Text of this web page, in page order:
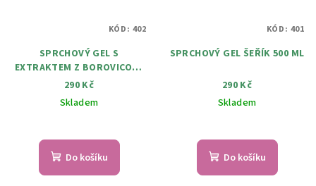
SPRCHOVÝ GEL S
EXTRAKTEM Z BOROVICOVÉ
KŮRY 500 ML Skladem
290 Kč
Skladem
Do košíku
KÓD: 402
SPRCHOVÝ GEL ŠEŘÍK 500 ML
290 Kč
Skladem
hodnocení
produktu
Do košíku
KÓD: 401